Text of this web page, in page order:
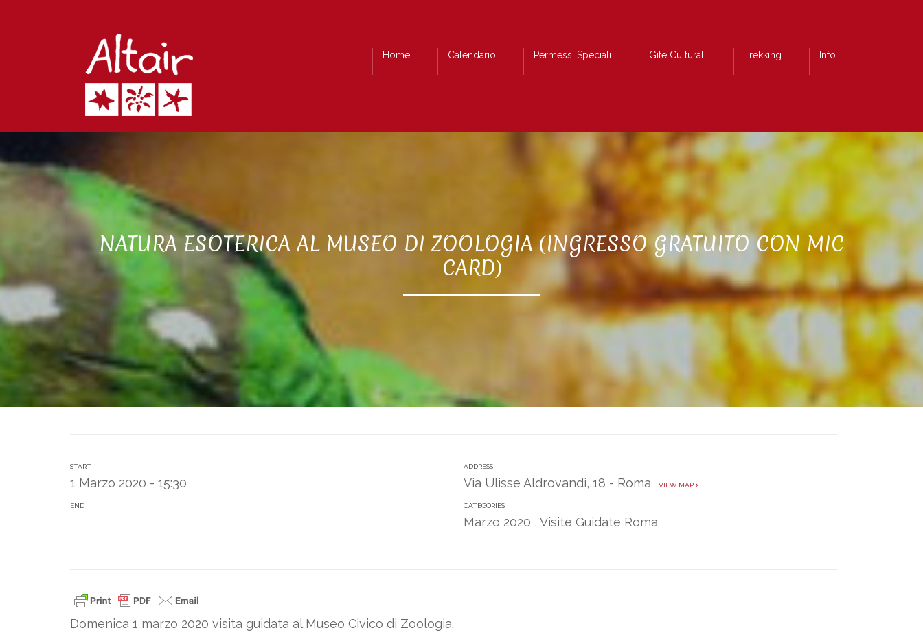
Home Calendario Permessi Speciali Gite Culturali Trekking Info
NATURA ESOTERICA AL MUSEO DI ZOOLOGIA (INGRESSO GRATUITO CON MIC
CARD)
START
1 Marzo 2020 - 15:30
END
ADDRESS
Via Ulisse Aldrovandi, 18 - Roma VIEW MAP
CATEGORIES
Marzo 2020 ,Visite Guidate Roma
Domenica 1 marzo 2020 visita guidata al Museo Civico di Zoologia.